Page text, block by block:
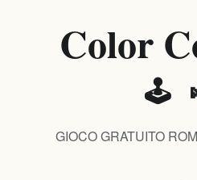
Color
🕹️
GIOCO GRATUITO